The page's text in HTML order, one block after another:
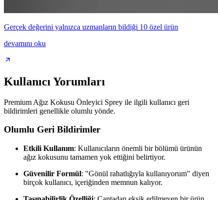
Gerçek değerini yalnızca uzmanların bildiği 10 özel ürün
devamını oku
Kullanıcı Yorumları
Premium Ağız Kokusu Önleyici Sprey ile ilgili kullanıcı geri
bildirimleri genellikle olumlu yönde.
Olumlu Geri Bildirimler
Etkili Kullanım: Kullanıcıların önemli bir bölümü ürünün
ağız kokusunu tamamen yok ettiğini belirtiyor.
Güvenilir Formül: "Gönül rahatlığıyla kullanıyorum" diyen
birçok kullanıcı, içeriğinden memnun kalıyor.